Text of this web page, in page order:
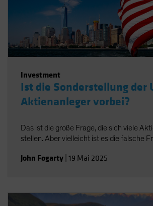
Investment
Ist die Sonderstellung der
Aktienanleger vorbei?
Das ist die große Frage, die sich viele
stellen. Aber vielleicht ist es die falsche
John Fogarty 19 Mai 2025